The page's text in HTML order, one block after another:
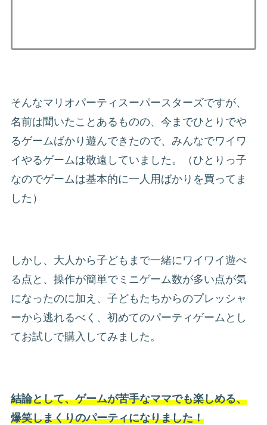
そんなマリオパーティスーパースターズですが、
名前は聞いたことあるものの、今までひとりでや
るゲームばかり遊んできたので、みんなでワイワ
イやるゲームは敬遠していました。（ひとりっ子
なのでゲームは基本的に一人用ばかりを買ってま
した）
しかし、大人から子どもまで一緒にワイワイ遊べ
る点と、操作が簡単でミニゲーム数が多い点が気
になったのに加え、子どもたちからのプレッシャ
ーから逃れるべく、初めてのパーティゲームとし
てお試しで購入してみました。
結論として、ゲームが苦手なママでも楽しめる、
爆笑しまくりのパーティになりました！